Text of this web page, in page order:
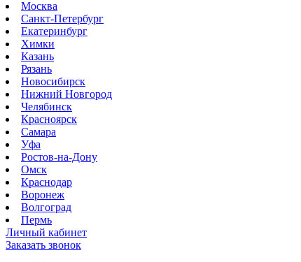
Москва
Санкт-Петербург
Екатеринбург
Химки
Казань
Рязань
Новосибирск
Нижний Новгород
Челябинск
Красноярск
Самара
Уфа
Ростов-на-Дону
Омск
Краснодар
Воронеж
Волгоград
Пермь
Личный кабинет
Заказать звонок